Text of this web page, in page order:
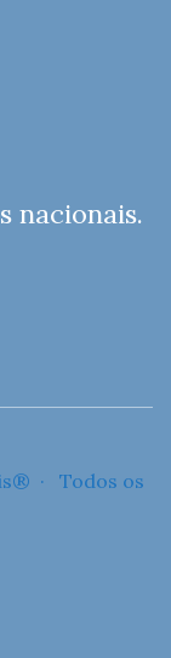
nacionais.
· Todos os